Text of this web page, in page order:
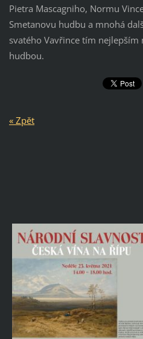
Pietra Mascagniho, Normu
Smetanovu hudbu a mnohá
svatého Vavřince tím
hudbou.
« Zpět